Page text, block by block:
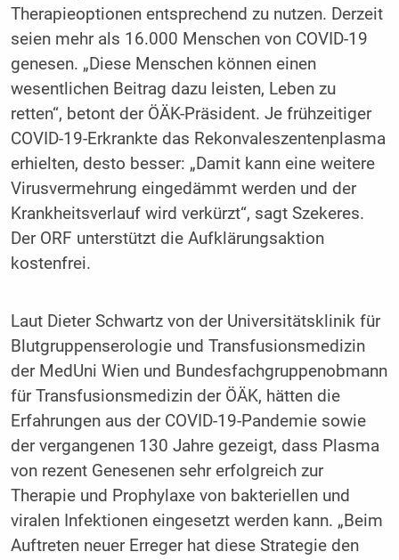
Therapieoptionen entsprechend zu nutzen. Derzeit
seien mehr als 16.000 Menschen von COVID-19
genesen. „Diese Menschen können einen
wesentlichen Beitrag dazu leisten, Leben zu
retten“, betont der ÖÄK-Präsident. Je frühzeitiger
COVID-19-Erkrankte das Rekonvaleszentenplasma
erhielten, desto besser: „Damit kann eine weitere
Virusvermehrung eingedämmt werden und der
Krankheitsverlauf wird verkürzt“, sagt Szekeres.
Der ORF unterstützt die Aufklärungsaktion
kostenfrei.
Laut Dieter Schwartz von der Universitätsklinik für
Blutgruppenserologie und Transfusionsmedizin
der MedUni Wien und Bundesfachgruppenobmann
für Transfusionsmedizin der ÖÄK, hätten die
Erfahrungen aus der COVID-19-Pandemie sowie
der vergangenen 130 Jahre gezeigt, dass Plasma
von rezent Genesenen sehr erfolgreich zur
Therapie und Prophylaxe von bakteriellen und
viralen Infektionen eingesetzt werden kann. „Beim
Auftreten neuer Erreger hat diese Strategie den